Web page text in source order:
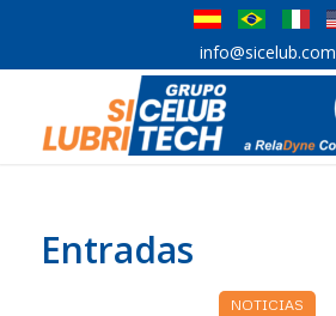
info@sicelub.com
Entradas
NOTICIAS